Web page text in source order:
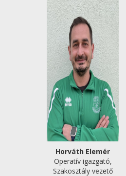
Horváth Elemér
Operatív igazgató,
Szakosztály vezető